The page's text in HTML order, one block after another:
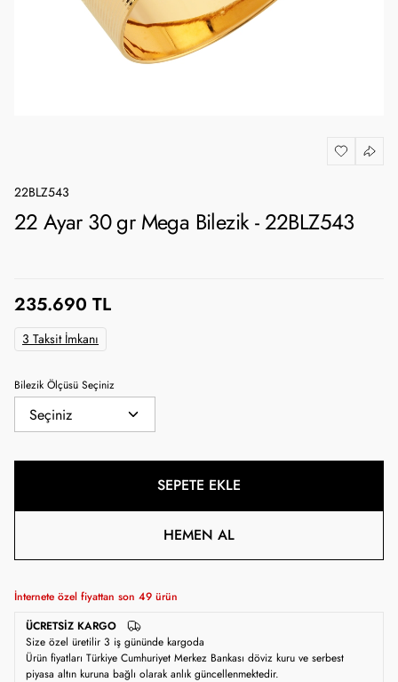
22BLZ543
22 Ayar 30 gr Mega Bilezik - 22BLZ543
235.690 TL
3 Taksit İmkanı
Bilezik Ölçüsü Seçiniz
SEPETE EKLE
HEMEN AL
İnternete özel fiyattan son 49 ürün
ÜCRETSIZ KARGO
Size özel üretilir 3 iş gününde kargoda
Ürün fiyatları Türkiye Cumhuriyet Merkez Bankası döviz kuru ve serbest
piyasa altın kuruna bağlı olarak anlık güncellenmektedir.